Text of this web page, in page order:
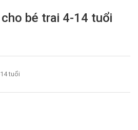
bé trai 4-14 tuổi
tuổi